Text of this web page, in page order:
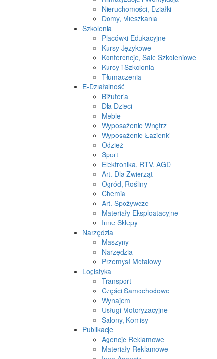
Nieruchomości, Działki
Domy, Mieszkania
Szkolenia
Placówki Edukacyjne
Kursy Językowe
Konferencje, Sale Szkoleniowe
Kursy i Szkolenia
Tłumaczenia
E-Działalność
Biżuteria
Dla Dzieci
Meble
Wyposażenie Wnętrz
Wyposażenie Łazienki
Odzież
Sport
Elektronika, RTV, AGD
Art. Dla Zwierząt
Ogród, Rośliny
Chemia
Art. Spożywcze
Materiały Eksploatacyjne
Inne Sklepy
Narzędzia
Maszyny
Narzędzia
Przemysł Metalowy
Logistyka
Transport
Części Samochodowe
Wynajem
Usługi Motoryzacyjne
Salony, Komisy
Publikacje
Agencje Reklamowe
Materiały Reklamowe